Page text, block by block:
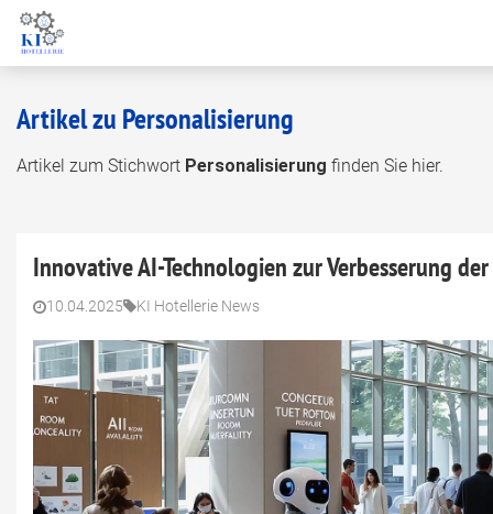
Artikel zu Personalisierung
Artikel zum Stichwort Personalisierung finden Sie hier.
Innovative AI-Technologien zur Verbesserung
10.04.2025 KI Hotellerie News